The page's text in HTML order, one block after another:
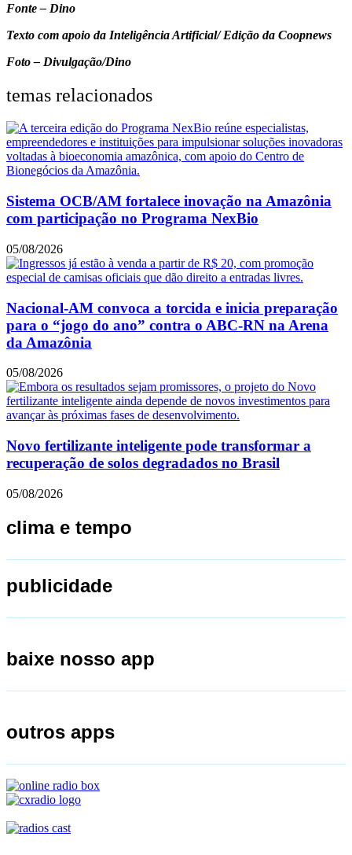
Fonte – Dino
Texto com apoio da Inteligência Artificial/ Edição da Coopnews
Foto – Divulgação/Dino
temas relacionados
Sistema OCB/AM fortalece inovação na Amazônia
com participação no Programa NexBio
05/08/2026
Nacional-AM convoca a torcida e inicia preparação
para o “jogo do ano” contra o ABC-RN na Arena
da Amazônia
05/08/2026
Novo fertilizante inteligente pode transformar a
recuperação de solos degradados no Brasil
05/08/2026
clima e tempo
publicidade
baixe nosso app
outros apps